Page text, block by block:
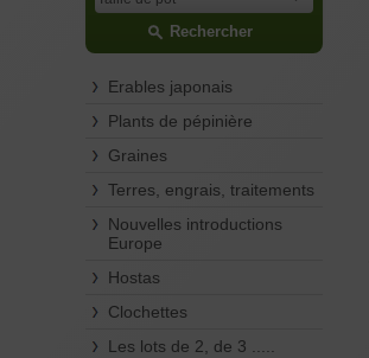
Rechercher
Erables japonais
Plants de pépinière
Graines
Terres, engrais, traitements
Nouvelles introductions
Europe
Hostas
Clochettes
Les lots de 2, de 3 .....